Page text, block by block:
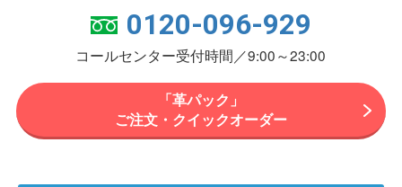
●色補正・加工について
色調は新品時やイメージとわずかに異なる場合もございます。
・衣類の色補正は行っていません。
・スエード革、エナメル革、ヌメ革、合成皮革、ナイロン、布地、
トアル地 等の色補正はできませんのでご了承ください。
・ブランドロゴがプリントされている製品の色補正は、ロゴ回りに
差異が生じる場合がございます。
・色補正の度合いは、商品の状態に合わせて熟練職人の判断にお任
0120-096-929
コールセンター受付時間／9:00～23:00
「革パック」
ご注文・クイックオーダー